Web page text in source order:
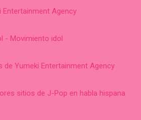
Entertainment Agency
- Movimiento idol
de Yumeki Entertainment Agency
sitios de J-Pop en habla hispana